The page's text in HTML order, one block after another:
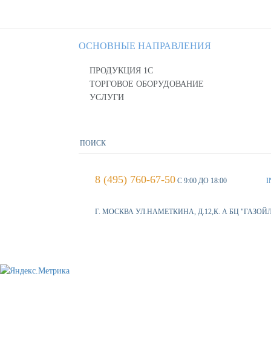
ОСНОВНЫЕ НАПРАВЛЕНИЯ
ПРОДУКЦИЯ 1С
ТОРГОВОЕ ОБОРУДОВАНИЕ
УСЛУГИ
8 (495) 760-67-50 С 9:00 ДО 18:00
Г. МОСКВА УЛ.НАМЕТКИНА, Д.12,К. А БЦ